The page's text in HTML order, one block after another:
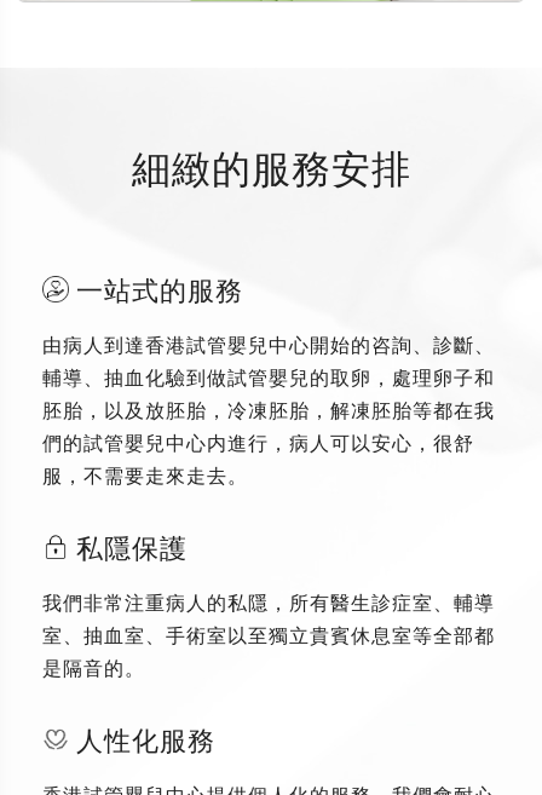
細緻的服務安排
一站式的服務
由病人到達香港試管嬰兒中心開始的咨詢、診斷、
輔導、抽血化驗到做試管嬰兒的取卵，處理卵子和
胚胎，以及放胚胎，冷凍胚胎，解凍胚胎等都在我
們的試管嬰兒中心内進行，病人可以安心，很舒
服，不需要走來走去。
私隱保護
我們非常注重病人的私隱，所有醫生診症室、輔導
室、抽血室、手術室以至獨立貴賓休息室等全部都
是隔音的。
人性化服務